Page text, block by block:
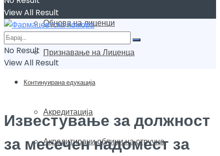
Обнова на лиценци
Признавање на Лиценца
Континуирана едукација
Акредитација
Акредитирани облици на стручно
View All Result
No Result
View All Result
Известување за должност
за месечен надомест за